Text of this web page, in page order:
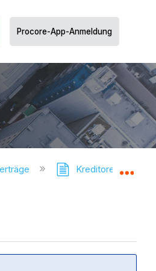
Procore-App-Anmeldung